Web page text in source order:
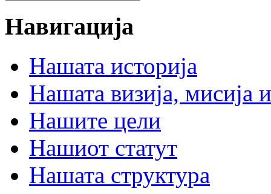
Навигација
Нашата историја
Нашата визија, мисија и
Нашите цели
Нашиот статут
Нашата структура